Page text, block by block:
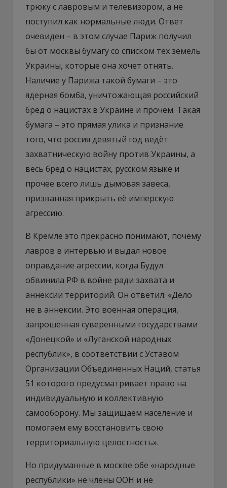
трюку с лавровым и телевизором, а не
поступил как нормальные люди. Ответ
очевиден – в этом случае Париж получил
бы от москвы бумагу со списком тех земель
Украины, которые она хочет отнять.
Наличие у Парижа такой бумаги – это
ядерная бомба, уничтожающая российский
бред о нацистах в Украине и прочем. Такая
бумага – это прямая улика и признание
того, что россия девятый год ведёт
захватническую войну против Украины, а
весь бред о нацистах, русском языке и
прочее всего лишь дымовая завеса,
призванная прикрыть её имперскую
агрессию.
В Кремле это прекрасно понимают, почему
лавров в интервью и выдал новое
оправдание агрессии, когда Будул
обвинила РФ в войне ради захвата и
аннексии территорий. Он ответил: «Дело
не в аннексии. Это военная операция,
запрошенная суверенными государствами
«Донецкой» и «Луганской народных
республик», в соответствии с Уставом
Организации Объединенных Наций, статья
51 которого предусматривает право на
индивидуальную и коллективную
самооборону. Мы защищаем население и
помогаем ему восстановить свою
территориальную целостность».
Но придуманные в москве обе «народные
республики» не члены ООН и не